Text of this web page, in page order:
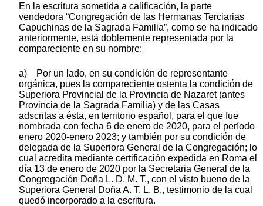
En la escritura sometida a calificación, la parte
vendedora “Congregación de las Hermanas Terciarias
Capuchinas de la Sagrada Familia”, como se ha indicado
anteriormente, está doblemente representada por la
compareciente en su nombre:
a) Por un lado, en su condición de representante
orgánica, pues la compareciente ostenta la condición de
Superiora Provincial de la Provincia de Nazaret (antes
Provincia de la Sagrada Familia) y de las Casas
adscritas a ésta, en territorio español, para el que fue
nombrada con fecha 6 de enero de 2020, para el período
enero 2020-enero 2023; y también por su condición de
delegada de la Superiora General de la Congregación; lo
cual acredita mediante certificación expedida en Roma el
día 13 de enero de 2020 por la Secretaria General de la
Congregación Doña L. D. M. T., con el visto bueno de la
Superiora General Doña A. T. L. B., testimonio de la cual
quedó incorporado a la escritura.